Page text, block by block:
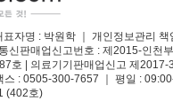
자명 : 박원학 ｜ 개인정보관리 책
신판매업신고번호 : 제2015-인천
호 | 의료기기판매업신고 제
: 0505-300-7657 ｜ 평일 :
(402호)​